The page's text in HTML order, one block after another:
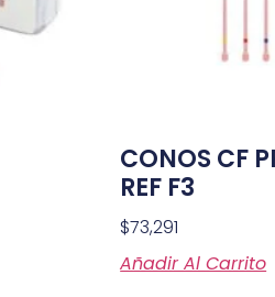
CONOS CF
REF F3
$73,291
Añadir Al Carrito